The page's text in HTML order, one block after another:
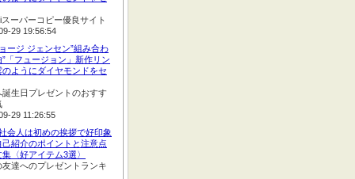
ーパーコピー優良サイト
29 19:56:54
ージ ジェンセン”組み合わ
”「フュージョン」新作リン
のようにダイヤモンドをセ
誕生日プレゼントのおすす
29 11:26:55
会人は初めの挨拶で好印象
己紹介のポイントと注意点
集〈好アイテム3選〉
友達へのプレゼントランキ